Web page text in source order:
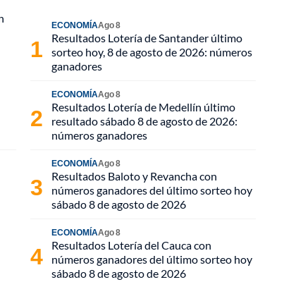
ECONOMÍAAgo 8
Resultados Lotería de Santander último
sorteo hoy, 8 de agosto de 2026: números
ganadores
ECONOMÍAAgo 8
Resultados Lotería de Medellín último
resultado sábado 8 de agosto de 2026:
números ganadores
ECONOMÍAAgo 8
Resultados Baloto y Revancha con
números ganadores del último sorteo hoy
sábado 8 de agosto de 2026
ECONOMÍAAgo 8
Resultados Lotería del Cauca con
números ganadores del último sorteo hoy
sábado 8 de agosto de 2026